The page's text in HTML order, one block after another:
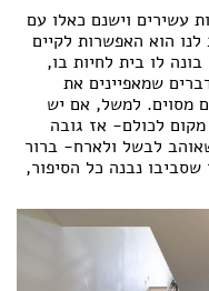
עשירים וישנם כאלו עם
הוא האפשרות לקיים
לו בית לחיות בו,
שמאפיינים את
מסוים. למשל, אם יש
צריך מקום לכולם- אז גובה
לבשל ולארח- ברור
נבנה כל הסיפור,